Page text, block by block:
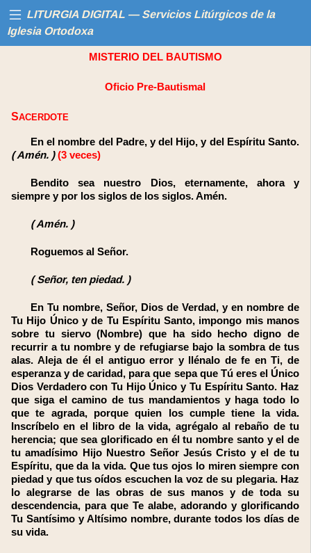
LITURGIA DIGITAL — Servicios Litúrgicos de la
Iglesia Ortodoxa
Calendario
texto
text
MISTERIO DEL BAUTISMO
Oficio Pre-Bautismal
SACERDOTE
En el nombre del Padre, y del Hijo, y del Espíritu Santo.
(Amén. ) (3 veces)
Bendito sea nuestro Dios, eternamente, ahora y
siempre y por los siglos de los siglos. Amén.
(Amén. )
Roguemos al Señor.
( Señor, ten piedad. )
En Tu nombre, Señor, Dios de Verdad, y en nombre de
Tu Hijo Único y de Tu Espíritu Santo, impongo mis manos
sobre tu siervo (Nombre) que ha sido hecho digno de
recurrir a tu nombre y de refugiarse bajo la sombra de tus
alas. Aleja de él el antiguo error y llénalo de fe en Ti, de
esperanza y de caridad, para que sepa que Tú eres el Único
Dios Verdadero con Tu Hijo Único y Tu Espíritu Santo. Haz
que siga el camino de tus mandamientos y haga todo lo
que te agrada, porque quien los cumple tiene la vida.
Inscríbelo en el libro de la vida, agrégalo al rebaño de tu
herencia; que sea glorificado en él tu nombre santo y el de
tu amadísimo Hijo Nuestro Señor Jesús Cristo y el de tu
Espíritu, que da la vida. Que tus ojos lo miren siempre con
piedad y que tus oídos escuchen la voz de su plegaria. Haz
lo alegrarse de las obras de sus manos y de toda su
descendencia, para que Te alabe, adorando y glorificando
Tu Santísimo y Altísimo nombre, durante todos los días de
su vida.